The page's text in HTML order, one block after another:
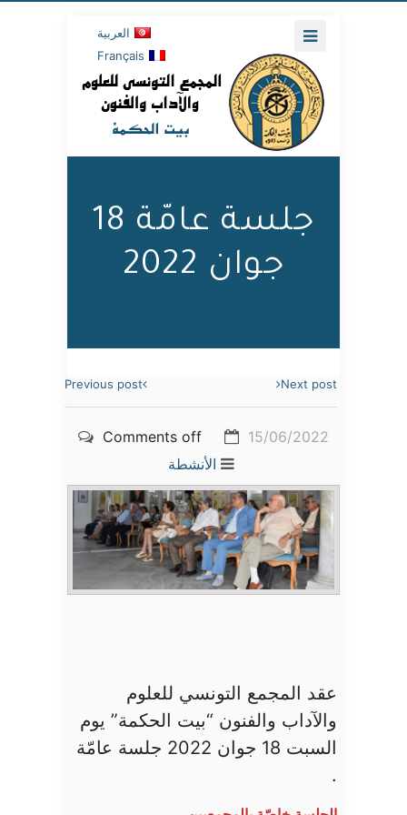
العربية
Français
جلسة عامّة 18
جوان 2022
Previous post Next post
15/06/2022
Comments off
الأنشطة
عقد المجمع التونسي للعلوم
والآداب والفنون “بيت الحكمة” يوم
السبت 18 جوان 2022 جلسة عامّة
.